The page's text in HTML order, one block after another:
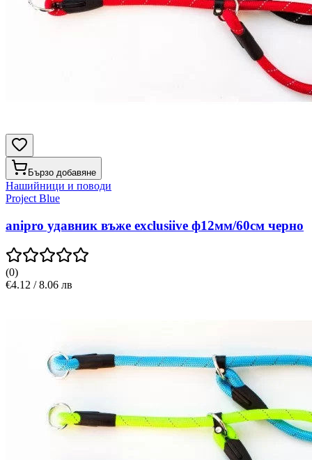
Бързо добавяне
Нашийници и поводи
Project Blue
anipro удавник въже exclusiive ф12мм/60см черно
(0)
€4.12 / 8.06 лв